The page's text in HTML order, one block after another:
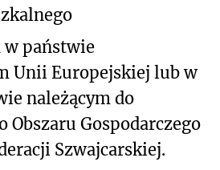
w państwie
Unii Europejskiej lub w
należącym do
Obszaru Gospodarczego
Szwajcarskiej.